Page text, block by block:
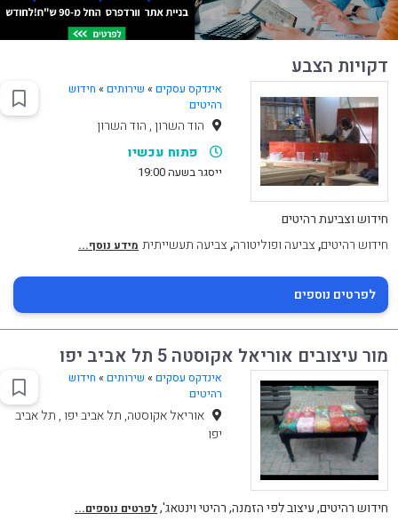
דקויות הצבע
אינדקס עסקים » שירותים» חידוש
רהיטים
הוד השרון , הוד השרון
פתוח עכשיו
ייסגר בשעה 19:00
חידוש וצביעת רהיטים
חידוש רהיטים,צביעה ופוליטורה,צביעה תעשייתית מידע נוסף...
לפרטים נוספים
מור עיצובים אוריאל אקוסטה 5 תל אביב יפו
אינדקס עסקים » שירותים» חידוש
רהיטים
אוריאל אקוסטה, תל אביב יפו , תל אביב
יפו
חידוש רהיטים, עיצוב לפי הזמנה, רהיטי וינטאג',לפרטים נוספים...